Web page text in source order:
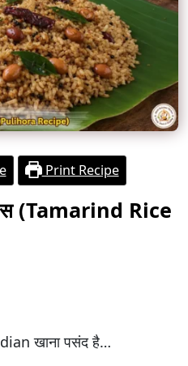
Print Recipe
(Tamarind Rice
खाना पसंद है…